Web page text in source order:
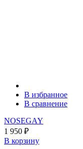
В избранное
В сравнение
NOSEGAY
1 950 ₽
В корзину